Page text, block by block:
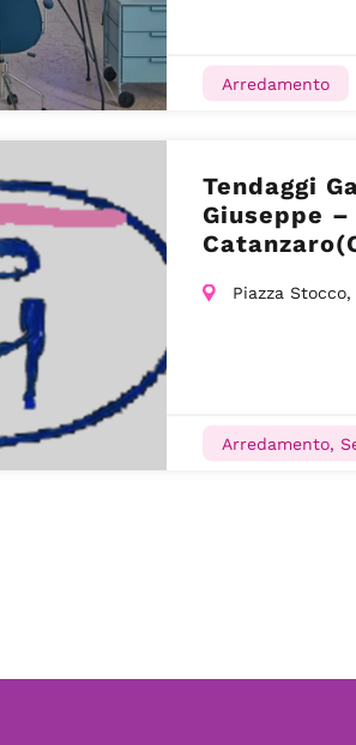
Arredamento
Tendaggi
Giuseppe
Piazza
Arredamento,